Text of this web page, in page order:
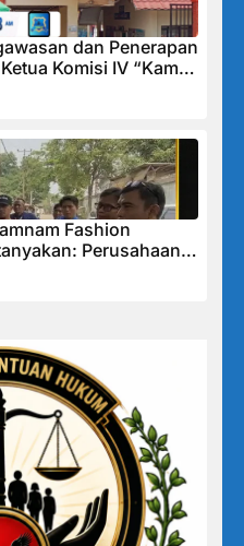
dan Penerapan
Komisi IV “Kami
Fashion
Perusahaan
Justru